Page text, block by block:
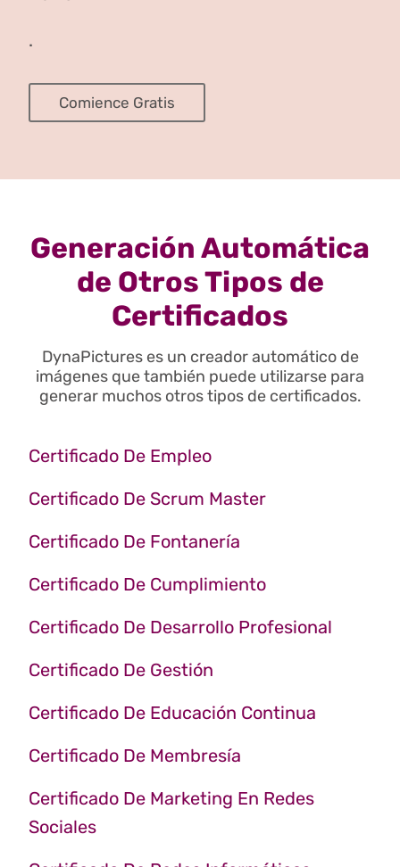
.
Comience Gratis
Generación Automática
de Otros Tipos de
Certificados
DynaPictures es un creador automático de
imágenes que también puede utilizarse para
generar muchos otros tipos de certificados.
Certificado De Empleo
Certificado De Scrum Master
Certificado De Fontanería
Certificado De Cumplimiento
Certificado De Desarrollo Profesional
Certificado De Gestión
Certificado De Educación Continua
Certificado De Membresía
Certificado De Marketing En Redes
Sociales